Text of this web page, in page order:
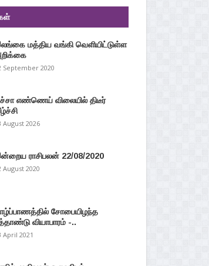
மத்திய வங்கி வெளியிட்டுள்ள
September 2020
எண்ணெய் விலையில் திடீர்
August 2026
ராசிபலன் 22/08/2020
August 2020
சோபையிழந்த
வியாபாரம் -..
April 2021